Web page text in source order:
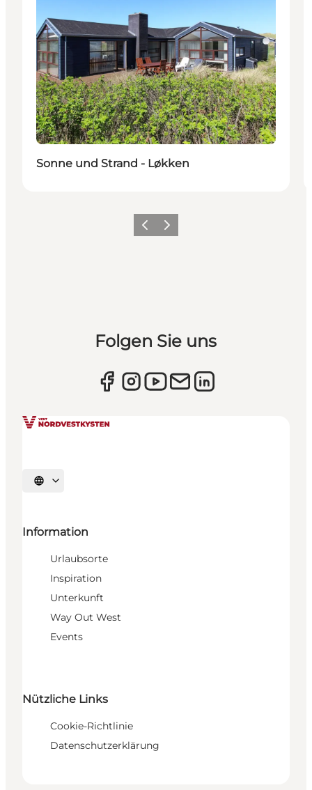
Sonne und Strand - Løkken
ZurückWeiter
Folgen Sie uns
Sprache auswählen
Information
Urlaubsorte
Inspiration
Unterkunft
Way Out West
Events
Nützliche Links
Cookie-Richtlinie
Datenschutzerklärung